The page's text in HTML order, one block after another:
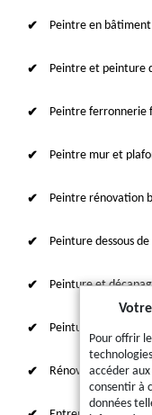
Peintre en
Peintre et peinture
Peintre ferronnerie
Peintre mur et
Peintre rénovation
Peinture dessous
Peinture et
Peinture sur tuile et
Rénovation
Pour offrir
accéder
consentir à
données